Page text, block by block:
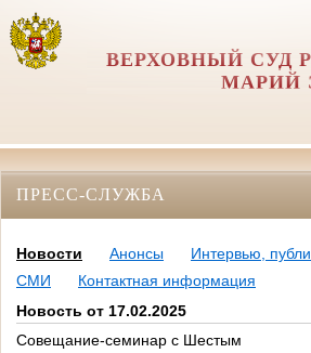
ВЕРХОВНЫЙ СУД
МАРИЙ
ПРЕСС-СЛУЖБА
Новости Анонсы
Интервью,
СМИ
Контактная информация
Новость от 17.02.2025
Совещание-семинар с Шестым